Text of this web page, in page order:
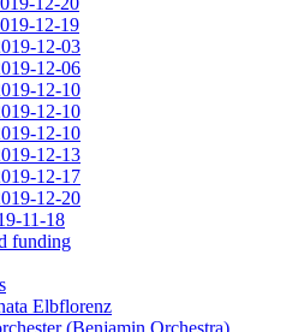
12-19
12-03
12-06
12-10
12-10
12-10
12-13
12-17
12-20
11-18
funding
Elbflorenz
(Benjamin Orchestra)